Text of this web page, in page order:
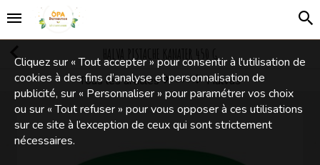
HALVA PISTACHE KANATER 450 G
Tous les articles
Confiseries
Halvas
Cliquez sur « Tout accepter » pour consentir à l'utilisation de
cookies à des fins d’analyse et personnalisation de
publicité, sur « Personnaliser » pour paramétrer vos choix
ou sur « Tout refuser » pour vous opposer à ces utilisations
sur ce site à l’exception de ceux qui sont strictement
nécessaires.